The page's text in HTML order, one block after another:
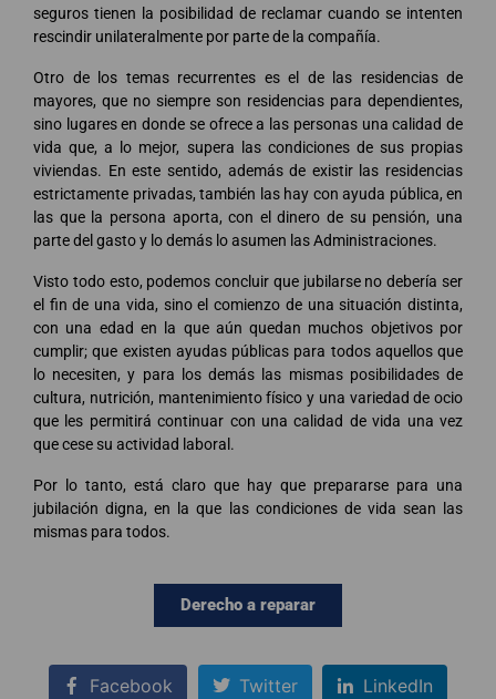
seguros tienen la posibilidad de reclamar cuando se intenten
rescindir unilateralmente por parte de la compañía.
Otro de los temas recurrentes es el de las residencias de
mayores, que no siempre son residencias para dependientes,
sino lugares en donde se ofrece a las personas una calidad de
vida que, a lo mejor, supera las condiciones de sus propias
viviendas. En este sentido, además de existir las residencias
estrictamente privadas, también las hay con ayuda pública, en
las que la persona aporta, con el dinero de su pensión, una
parte del gasto y lo demás lo asumen las Administraciones.
Visto todo esto, podemos concluir que jubilarse no debería ser
el fin de una vida, sino el comienzo de una situación distinta,
con una edad en la que aún quedan muchos objetivos por
cumplir; que existen ayudas públicas para todos aquellos que
lo necesiten, y para los demás las mismas posibilidades de
cultura, nutrición, mantenimiento físico y una variedad de ocio
que les permitirá continuar con una calidad de vida una vez
que cese su actividad laboral.
Por lo tanto, está claro que hay que prepararse para una
jubilación digna, en la que las condiciones de vida sean las
mismas para todos.
Derecho a reparar
Facebook Twitter LinkedIn